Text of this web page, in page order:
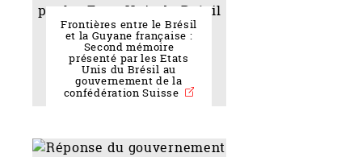
Frontières entre le Brésil
et la Guyane française :
Second mémoire
présenté par les Etats
Unis du Brésil au
gouvernement de la
confédération Suisse